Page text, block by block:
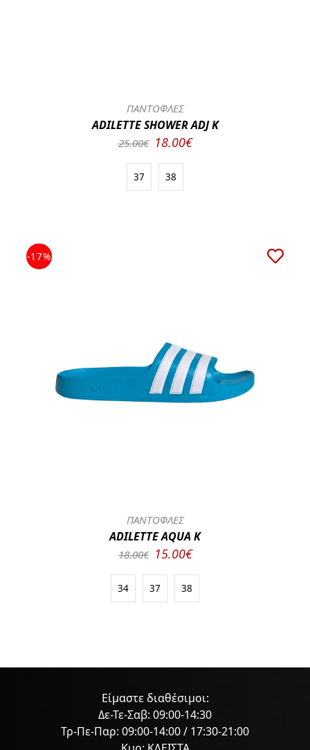
ΠΑΝΤΟΦΛΕΣ
ADILETTE SHOWER ADJ K
25.00€ 18.00€
37 38
-17%
ΠΑΝΤΟΦΛΕΣ
ADILETTE AQUA K
18.00€ 15.00€
34 37 38
Είμαστε διαθέσιμοι:
Δε-Τε-Σαβ: 09:00-14:30
Τρ-Πε-Παρ: 09:00-14:00 / 17:30-21:00